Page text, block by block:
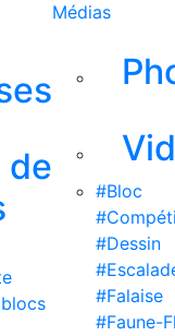
de
Médias
#Bloc
#Dessin
#Falaise
#Faune-